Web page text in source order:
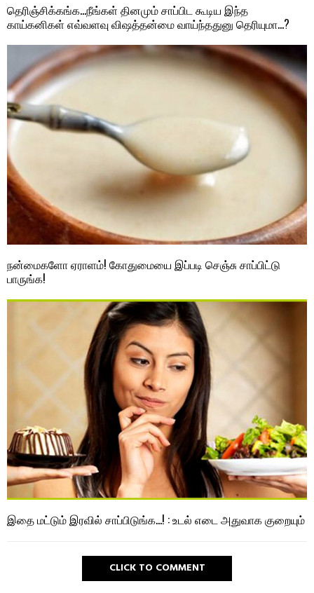
தெரிஞ்சிக்கங்க…நீங்கள் தினமும் சாப்பிட கூடிய இந்த
காய்கனிகள் எவ்வளவு விஷத்தன்மை வாய்ந்ததுனு தெரியுமா…?
நன்மைகளோ ஏராளம்! கோதுமையை இப்படி செஞ்சு சாப்பிட்டு
பாருங்க!
இதை மட்டும் இரவில் சாப்பிடுங்க…! : உடல் எடை அதுவாக குறையும்
CLICK TO COMMENT